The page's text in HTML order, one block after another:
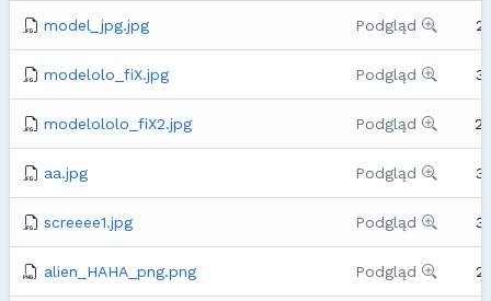
model_jpg.jpg Podgląd
modelolo_fiX.jpg Podgląd
modelololo_fiX2.jpg Podgląd
aa.jpg Podgląd
screeee1.jpg Podgląd
alien_HAHA_png.png Podgląd